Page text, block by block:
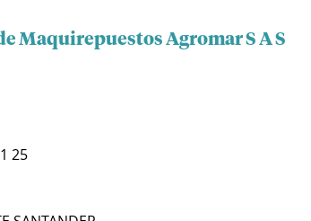
Maquirepuestos Agromar S A S
25